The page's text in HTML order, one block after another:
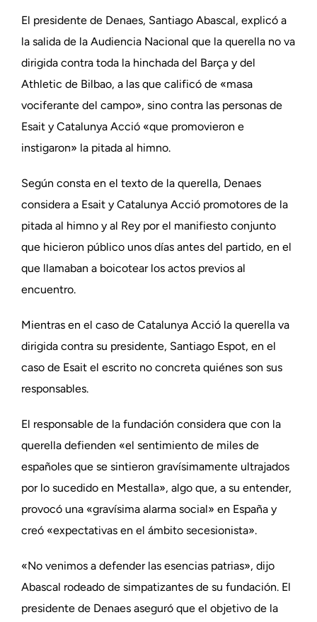
El presidente de Denaes, Santiago Abascal, explicó a
la salida de la Audiencia Nacional que la querella no va
dirigida contra toda la hinchada del Barça y del
Athletic de Bilbao, a las que calificó de «masa
vociferante del campo», sino contra las personas de
Esait y Catalunya Acció «que promovieron e
instigaron» la pitada al himno.
Según consta en el texto de la querella, Denaes
considera a Esait y Catalunya Acció promotores de la
pitada al himno y al Rey por el manifiesto conjunto
que hicieron público unos días antes del partido, en el
que llamaban a boicotear los actos previos al
encuentro.
Mientras en el caso de Catalunya Acció la querella va
dirigida contra su presidente, Santiago Espot, en el
caso de Esait el escrito no concreta quiénes son sus
responsables.
El responsable de la fundación considera que con la
querella defienden «el sentimiento de miles de
españoles que se sintieron gravísimamente ultrajados
por lo sucedido en Mestalla», algo que, a su entender,
provocó una «gravísima alarma social» en España y
creó «expectativas en el ámbito secesionista».
«No venimos a defender las esencias patrias», dijo
Abascal rodeado de simpatizantes de su fundación. El
presidente de Denaes aseguró que el objetivo de la